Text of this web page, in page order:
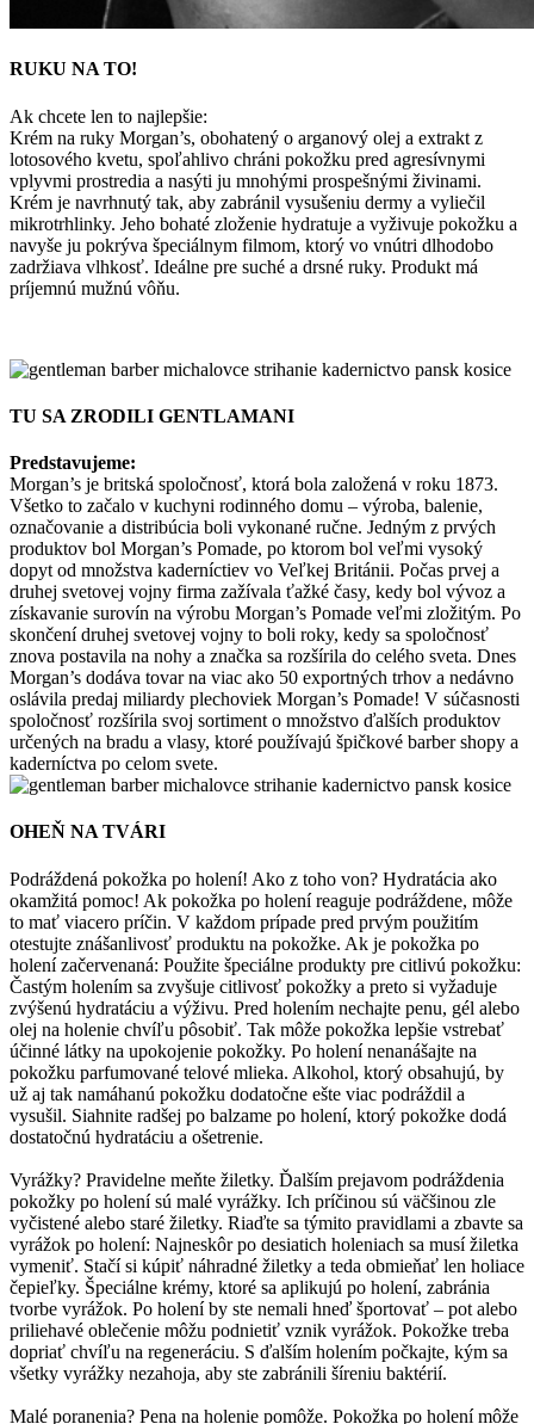
RUKU NA TO!
Ak chcete len to najlepšie:
Krém na ruky Morgan’s, obohatený o arganový olej a extrakt z
lotosového kvetu, spoľahlivo chráni pokožku pred agresívnymi
vplyvmi prostredia a nasýti ju mnohými prospešnými živinami.
Krém je navrhnutý tak, aby zabránil vysušeniu dermy a vyliečil
mikrotrhlinky. Jeho bohaté zloženie hydratuje a vyživuje pokožku a
navyše ju pokrýva špeciálnym filmom, ktorý vo vnútri dlhodobo
zadržiava vlhkosť. Ideálne pre suché a drsné ruky. Produkt má
príjemnú mužnú vôňu.
TU SA ZRODILI GENTLAMANI
Predstavujeme:
Morgan’s je britská spoločnosť, ktorá bola založená v roku 1873.
Všetko to začalo v kuchyni rodinného domu – výroba, balenie,
označovanie a distribúcia boli vykonané ručne. Jedným z prvých
produktov bol Morgan’s Pomade, po ktorom bol veľmi vysoký
dopyt od množstva kaderníctiev vo Veľkej Británii. Počas prvej a
druhej svetovej vojny firma zažívala ťažké časy, kedy bol vývoz a
získavanie surovín na výrobu Morgan’s Pomade veľmi zložitým. Po
skončení druhej svetovej vojny to boli roky, kedy sa spoločnosť
znova postavila na nohy a značka sa rozšírila do celého sveta. Dnes
Morgan’s dodáva tovar na viac ako 50 exportných trhov a nedávno
oslávila predaj miliardy plechoviek Morgan’s Pomade! V súčasnosti
spoločnosť rozšírila svoj sortiment o množstvo ďalších produktov
určených na bradu a vlasy, ktoré používajú špičkové barber shopy a
kaderníctva po celom svete.
OHEŇ NA TVÁRI
Podráždená pokožka po holení! Ako z toho von? Hydratácia ako
okamžitá pomoc! Ak pokožka po holení reaguje podráždene, môže
to mať viacero príčin. V každom prípade pred prvým použitím
otestujte znášanlivosť produktu na pokožke. Ak je pokožka po
holení začervenaná: Použite špeciálne produkty pre citlivú pokožku:
Častým holením sa zvyšuje citlivosť pokožky a preto si vyžaduje
zvýšenú hydratáciu a výživu. Pred holením nechajte penu, gél alebo
olej na holenie chvíľu pôsobiť. Tak môže pokožka lepšie vstrebať
účinné látky na upokojenie pokožky. Po holení nenanášajte na
pokožku parfumované telové mlieka. Alkohol, ktorý obsahujú, by
už aj tak namáhanú pokožku dodatočne ešte viac podráždil a
vysušil. Siahnite radšej po balzame po holení, ktorý pokožke dodá
dostatočnú hydratáciu a ošetrenie.
Vyrážky? Pravidelne meňte žiletky. Ďalším prejavom podráždenia
pokožky po holení sú malé vyrážky. Ich príčinou sú väčšinou zle
vyčistené alebo staré žiletky. Riaďte sa týmito pravidlami a zbavte sa
vyrážok po holení: Najneskôr po desiatich holeniach sa musí žiletka
vymeniť. Stačí si kúpiť náhradné žiletky a teda obmieňať len holiace
čepieľky. Špeciálne krémy, ktoré sa aplikujú po holení, zabránia
tvorbe vyrážok. Po holení by ste nemali hneď športovať – pot alebo
priliehavé oblečenie môžu podnietiť vznik vyrážok. Pokožke treba
dopriať chvíľu na regeneráciu. S ďalším holením počkajte, kým sa
všetky vyrážky nezahoja, aby ste zabránili šíreniu baktérií.
Malé poranenia? Pena na holenie pomôže. Pokožka po holení môže